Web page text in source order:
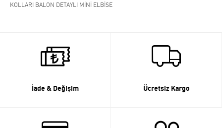
KOLLARI BALON DETAYLI MİNİ ELBİSE
İade & Değişim Ücretsiz Kargo